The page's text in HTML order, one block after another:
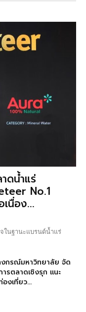
ดน้ำแร่
No.1
นื่อง...
ในฐานะแบรนด์น้ำแร่
กรณ์มหาวิทยาลัย จัด
รตลาดเชิงรุก แนะ
งเที่ยว...